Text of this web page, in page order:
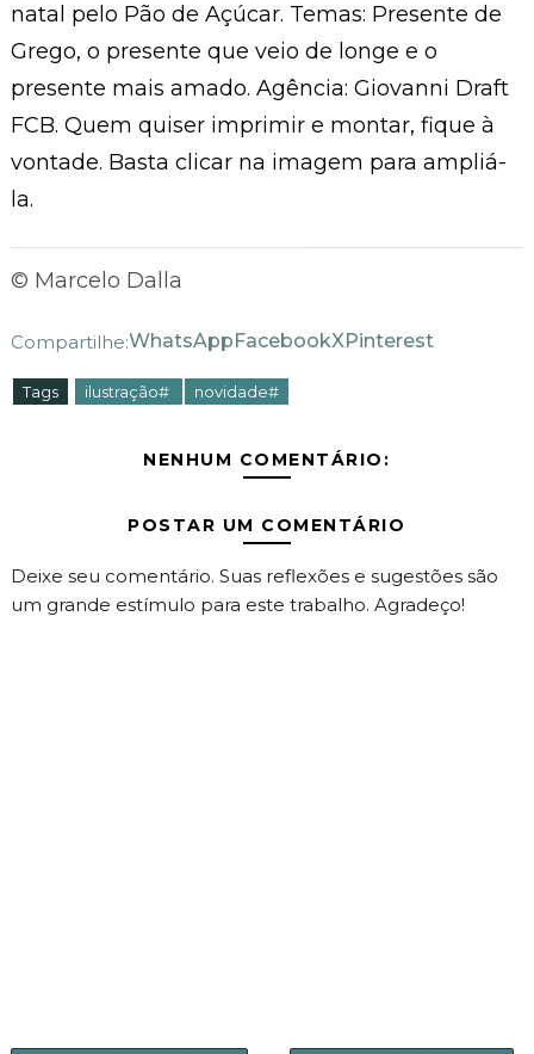
natal pelo Pão de Açúcar. Temas: Presente de
Grego, o presente que veio de longe e o
presente mais amado. Agência: Giovanni Draft
FCB. Quem quiser imprimir e montar, fique à
vontade. Basta clicar na imagem para ampliá-
la.
© Marcelo Dalla
Compartilhe:WhatsApp FacebookXPinterest
Tags ilustração# novidade#
NENHUM COMENTÁRIO:
POSTAR UM COMENTÁRIO
Deixe seu comentário. Suas reflexões e sugestões são
um grande estímulo para este trabalho. Agradeço!